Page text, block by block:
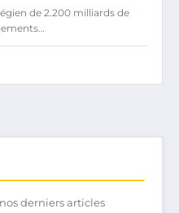
de 2.200 milliards de
derniers articles